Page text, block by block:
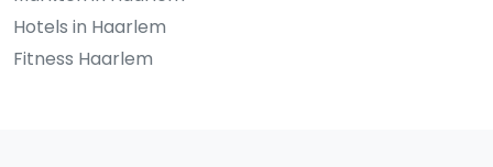
Hotels in Haarlem
Fitness Haarlem